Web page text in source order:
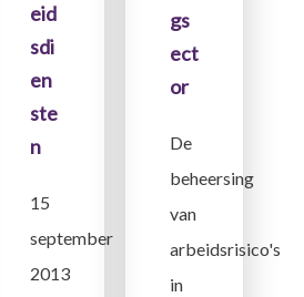
eid
sdi
en
ste
n
15
september
2013
gs
ect
or
De
beheersing
van
arbeidsrisico's
in